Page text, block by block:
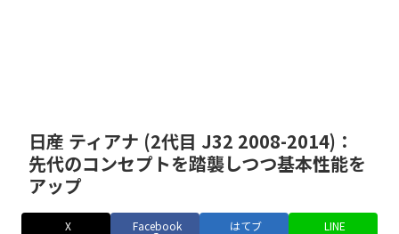
日産 ティアナ (2代目 J32 2008-2014)：
先代のコンセプトを踏襲しつつ基本性能を
アップ
X
Facebook
はてブ
LINE